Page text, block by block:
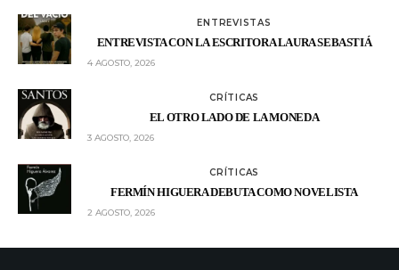
ENTREVISTAS
ENTREVISTA CON LA ESCRITORA LAURA SEBASTIÁ
4 AGOSTO, 2026
CRÍTICAS
EL OTRO LADO DE LA MONEDA
3 AGOSTO, 2026
CRÍTICAS
FERMÍN HIGUERA DEBUTA COMO NOVELISTA
2 AGOSTO, 2026